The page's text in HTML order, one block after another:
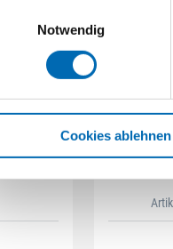
Notwendig
Cookies ablehnen
FIS-CT